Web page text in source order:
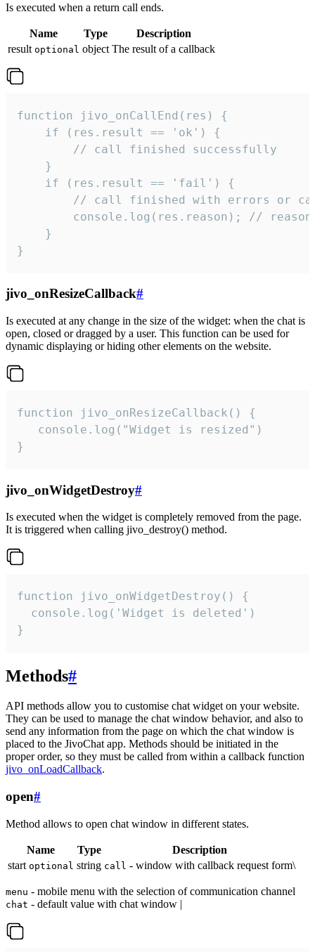
Is executed when a return call ends.
Name Type
Description
result optional object The result of a callback
function jivo_onCallEnd(res) {
    if (res.result == 'ok') {
        // call finished successfully
    }
    if (res.result == 'fail') {
// call finished with errors or
console.log(res.reason); //
    }
}
jivo_onResizeCallback#
Is executed at any change in the size of the widget: when the chat is
open, closed or dragged by a user. This function can be used for
dynamic displaying or hiding other elements on the website.
function jivo_onResizeCallback() {
   console.log("Widget is resized")
}
jivo_onWidgetDestroy#
Is executed when the widget is completely removed from the page.
It is triggered when calling jivo_destroy() method.
function jivo_onWidgetDestroy() {
  console.log('Widget is deleted')
}
Methods#
API methods allow you to customise chat widget on your website.
They can be used to manage the chat window behavior, and also to
send any information from the page on which the chat window is
placed to the JivoChat app. Methods should be initiated in the
proper order, so they must be called from within a callback function
jivo_onLoadCallback.
open#
Method allows to open chat window in different states.
Name Type
Description
start optional string call - window with callback request form\
menu - mobile menu with the selection of communication channel
chat - default value with chat window |